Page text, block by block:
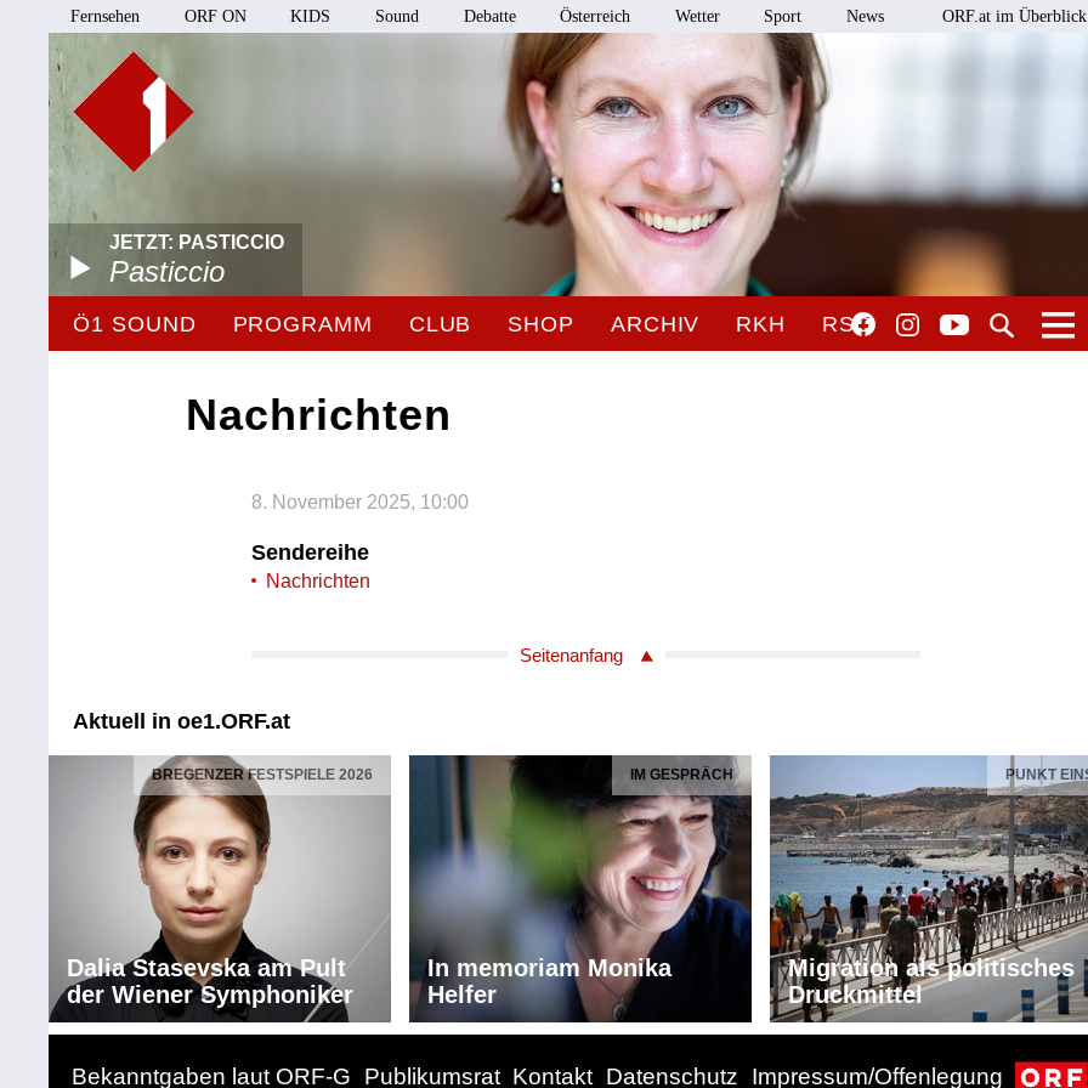
Fernsehen ORF ON KIDS Sound Debatte Österreich Wetter Sport News ORF.at im Überblick
JETZT: PASTICCIO
Pasticcio
Ö1 SOUND PROGRAMM CLUB SHOP ARCHIV RKH RSO
Nachrichten
8. November 2025, 10:00
Sendereihe
Nachrichten
Seitenanfang
Aktuell in oe1.ORF.at
BREGENZER FESTSPIELE 2026
Dalia Stasevska am Pult
der Wiener Symphoniker
IM GESPRÄCH
In memoriam Monika
Helfer
PUNKT
Migration als politisches
Druckmittel
Bekanntgaben laut ORF-G Publikumsrat Kontakt Datenschutz Impressum/Offenlegung